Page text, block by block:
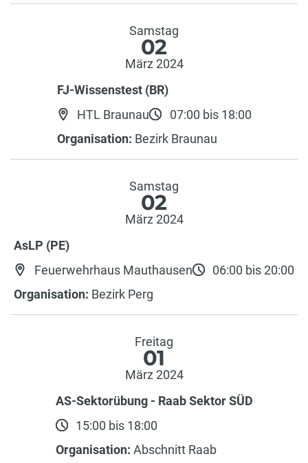
Samstag
02
März 2024
FJ-Wissenstest (BR)
HTL Braunau
07:00 bis 18:00
Organisation: Bezirk Braunau
Samstag
02
März 2024
AsLP (PE)
Feuerwehrhaus Mauthausen
06:00 bis 20:00
Organisation: Bezirk Perg
Freitag
01
März 2024
AS-Sektorübung - Raab Sektor SÜD
15:00 bis 18:00
Organisation: Abschnitt Raab